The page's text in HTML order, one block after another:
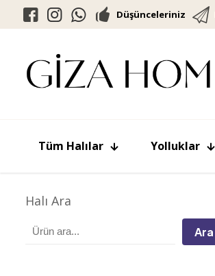
Düşünceleriniz
Tüm Halılar Yolluklar
Halı Ara
Ara